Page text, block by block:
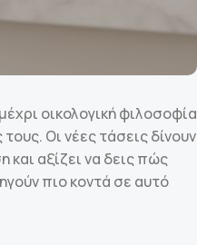
οικολογική φιλοσοφία
Οι νέες τάσεις δίνουν
αξίζει να δεις πώς
πιο κοντά σε αυτό